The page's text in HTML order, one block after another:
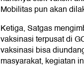
Mobilitas pun akan
Ketiga, Satgas
vaksinasi terpusat di
vaksinasi bisa
masyarakat, kegiatan